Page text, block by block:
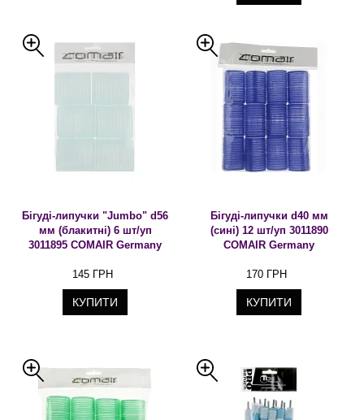
Бігуді-липучки "Jumbo" d56
мм (блакитні) 6 шт/уп
3011895 COMAIR Germany
145 ГРН
КУПИТИ
Бігуді-липучки d40 мм
(сині) 12 шт/уп 3011890
COMAIR Germany
170 ГРН
КУПИТИ